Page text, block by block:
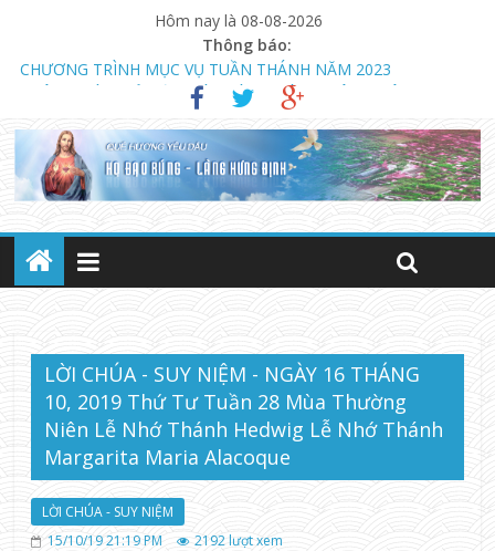
Hôm nay là 08-08-2026
Thông báo:
CHƯƠNG TRÌNH MỤC VỤ TUẦN THÁNH NĂM 2023
THÔNG BÁO MỞ LỚP GIÁO LÝ DỰ TÒNG HÔN NHÂN
NGÀY 13.08.2023 KHAI GIẢNG KHÓA GIÁO LÝ DỰ TÒNG VÀ
HÔN NHÂN (LÚC 18 GIỜ)
LỜI CHÚA - SUY NIỆM - NGÀY 16 THÁNG
10, 2019 Thứ Tư Tuần 28 Mùa Thường
Niên Lễ Nhớ Thánh Hedwig Lễ Nhớ Thánh
Margarita Maria Alacoque
LỜI CHÚA - SUY NIỆM
15/10/19 21:19 PM
2192lượt xem